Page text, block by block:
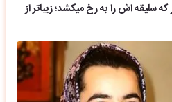
سلیقه اش را به رخ میکشد؛ زیباتر از